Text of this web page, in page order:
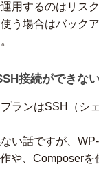
用するのはリス
う場合はバック
接続ができな
ランはSSH（シ
い話ですが、
や、Composerを